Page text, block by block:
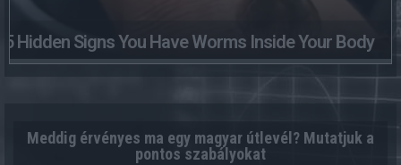
5 Hidden Signs You Have Worms Inside Your Body
Meddig érvényes ma egy magyar útlevél? Mutatjuk a
pontos szabályokat